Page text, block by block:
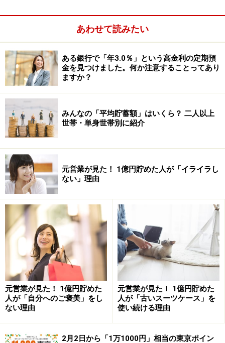
どちらも、確実にゴールに達するまでに、必要なものが
あるのです。
必要なもの1 長続きする「走り方」「貯め
方」
自己流で長距離を走ると、ケガをしてしまいます。マラ
ソンを本格的にはじめたいという人は、まずはマラソン
が詳しい人に正しい走り方を教えてもらうということが
貯蓄も同じです。「欲しい
あわせて読みたい
ある銀行で「年3.0％」という高金利の定期預
金を見つけました。何か注意することってあり
ますか？
みんなの「平均貯蓄額」はいくら？ 二人以上
世帯・単身世帯別に紹介
元営業が見た！ 1億円貯めた人が「イライラし
ない」理由
元営業が見た！ 1億円貯めた
人が「自分へのご褒美」をし
ない理由
元営業が見た！ 1億円貯めた
人が「古いスーツケース」を
使い続ける理由
2月2日から「1万1000円」相当の東京ポイン